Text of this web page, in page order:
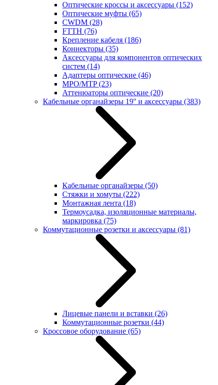
Оптические кроссы и аксессуары (152)
Оптические муфты (65)
CWDM (28)
FTTH (76)
Крепление кабеля (186)
Коннекторы (35)
Аксессуары для компонентов оптических
систем (14)
Адаптеры оптические (46)
MPO/MTP(23)
Аттенюаторы оптические (20)
Кабельные органайзеры 19'' и аксессуары (383)
Кабельные органайзеры (50)
Стяжки и хомуты (222)
Монтажная лента (18)
Термоусадка, изоляционные материалы,
маркировка (75)
Коммутационные розетки и аксессуары (81)
Лицевые панели и вставки (26)
Коммутационные розетки (44)
Кроссовое оборудование (65)